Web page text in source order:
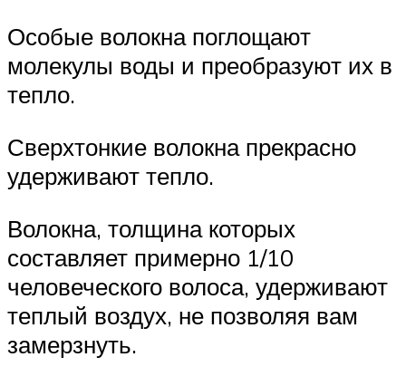
Особые волокна поглощают
молекулы воды и преобразуют их в
тепло.
Сверхтонкие волокна прекрасно
удерживают тепло.
Волокна, толщина которых
составляет примерно 1/10
человеческого волоса, удерживают
теплый воздух, не позволяя вам
замерзнуть.